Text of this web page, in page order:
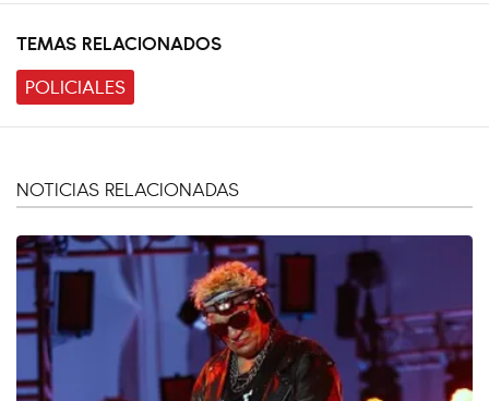
TEMAS RELACIONADOS
POLICIALES
NOTICIAS RELACIONADAS